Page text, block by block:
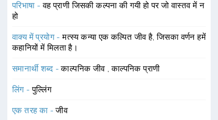
परिभाषा -वह प्राणी जिसकी कल्पना की गयी हो पर जो वास्तव में न
हो
वाक्य में प्रयोग -मत्स्य कन्या एक कल्पित जीव है, जिसका वर्णन हमें
कहानियों में मिलता है।
समानार्थी शब्द -काल्पनिक जीव ,काल्पनिक प्राणी
लिंग -पुल्लिंग
एक तरह का -जीव